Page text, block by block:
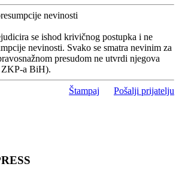
nevinosti
se ishod krivičnog postupka i ne
nevinosti. Svako se smatra nevinim za
presudom ne utvrdi njegova
ZKP-a BiH).
Štampaj Pošalji prijatelju